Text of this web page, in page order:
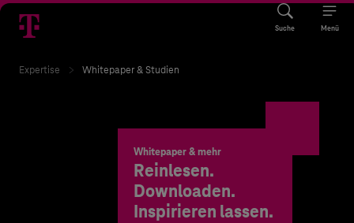
Suche Menü
Expertise Whitepaper & Studien
Whitepaper & mehr
Reinlesen.
Downloaden.
Inspirieren lassen.